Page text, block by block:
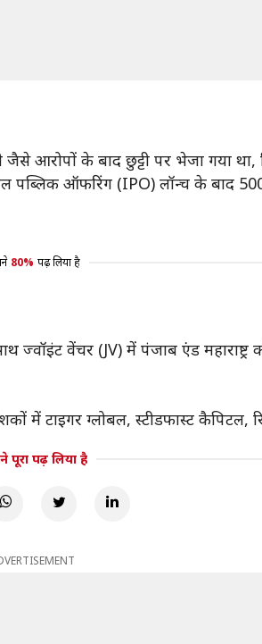
आरोपों के बाद छुट्टी पर भेजा गया था,
ऑफरिंग (IPO) लॉन्च के बाद
80% पढ़ लिया है
वेंचर (JV) में पंजाब एंड महाराष्ट्र
टाइगर ग्लोबल, स्टीडफास्ट कैपिटल,
पूरा पढ़ लिया है